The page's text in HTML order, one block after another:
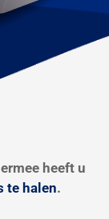
heeft u
te halen.